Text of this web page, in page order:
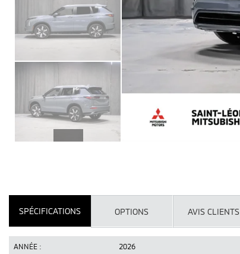
SPÉCIFICATIONS OPTIONS AVIS CLIENTS
ANNÉE : 2026